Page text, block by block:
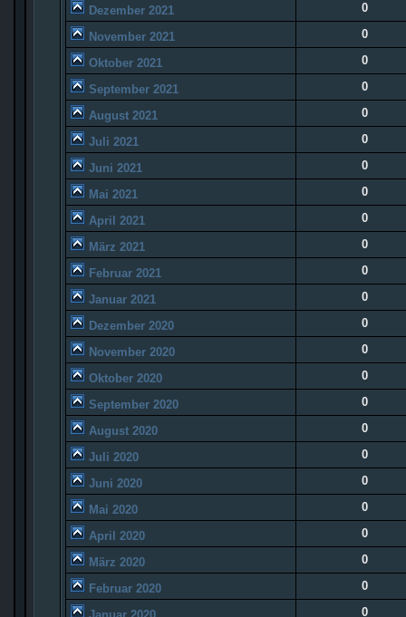
Dezember 2021 0
November 2021 0
Oktober 2021 0
September 2021 0
August 2021 0
Juli 2021 0
Juni 2021 0
Mai 2021 0
April 2021 0
März 2021 0
Februar 2021 0
Januar 2021 0
Dezember 2020 0
November 2020 0
Oktober 2020 0
September 2020 0
August 2020 0
Juli 2020 0
Juni 2020 0
Mai 2020 0
April 2020 0
März 2020 0
Februar 2020 0
0